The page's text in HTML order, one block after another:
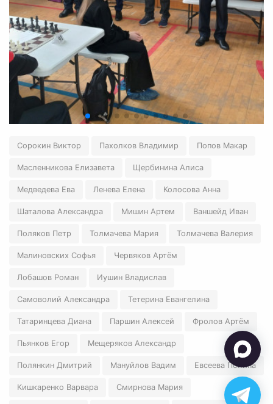
Сорокин Виктор Пахолков Владимир Попов Макар
Масленникова Елизавета Щербинина Алиса
Медведева Ева Ленева Елена Колосова Анна
Шаталова Александра Мишин Артем Ваншейд Иван
Поляков Петр Толмачева Мария Толмачева Валерия
Малиновских Софья Червяков Артём
Лобашов Роман Иушин Владислав
Самоволий Александра Тетерина Евангелина
Татаринцева Диана Паршин Алексей Фролов Артём
Пьянков Егор Мещеряков Александр
Полянкин Дмитрий Мануйлов Вадим Евсеева Полина
Кишкаренко Варвара Смирнова Мария